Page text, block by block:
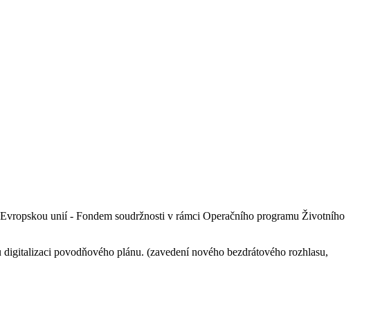
unií - Fondem soudržnosti v rámci Operačního programu Životního
povodňového plánu. (zavedení nového bezdrátového rozhlasu,